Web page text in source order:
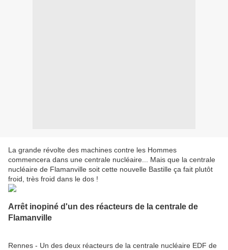
La grande révolte des machines contre les Hommes
commencera dans une centrale nucléaire... Mais que la centrale
nucléaire de Flamanville soit cette nouvelle Bastille ça fait plutôt
froid, très froid dans le dos !
Arrêt inopiné d'un des réacteurs de la centrale de
Flamanville
Rennes - Un des deux réacteurs de la centrale nucléaire EDF de